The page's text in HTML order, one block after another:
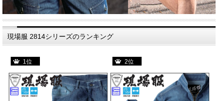
現場服 2814シリーズのランキング
1位 2位